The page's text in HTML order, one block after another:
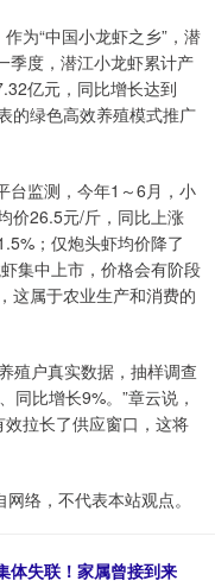
为“中国小龙虾之乡”，潜
季度，潜江小龙虾累计产
亿元，同比增长达到
的绿色高效养殖模式推广
监测，今年1～6月，小
价26.5元/斤，同比上涨
；仅炮头虾均价降了
集中上市，价格会有阶段
这属于农业生产和消费的
户真实数据，抽样调查
同比增长9%。”章云说，
效拉长了供应窗口，这将
络，不代表本站观点。
体失联！家属曾接到来